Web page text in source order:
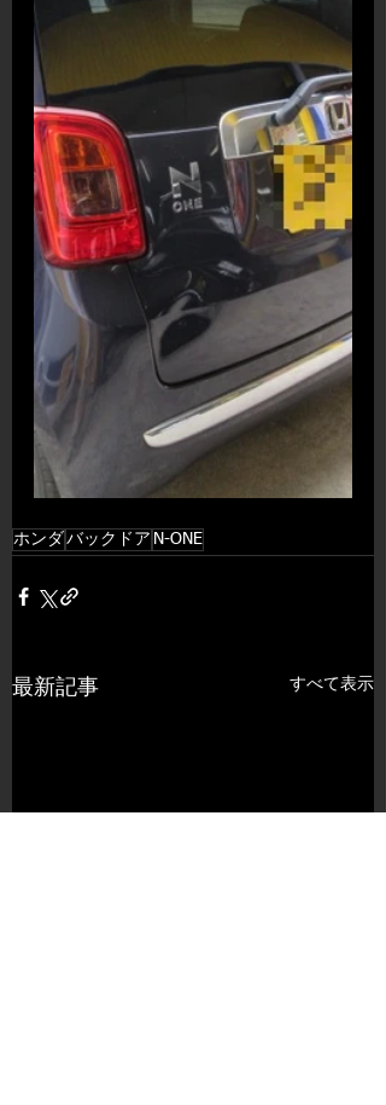
ホンダ バックドア N-ONE
最新記事 すべて表示